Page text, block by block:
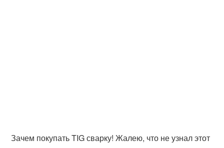
Зачем покупать TIG сварку! Жалею, что не узнал этот